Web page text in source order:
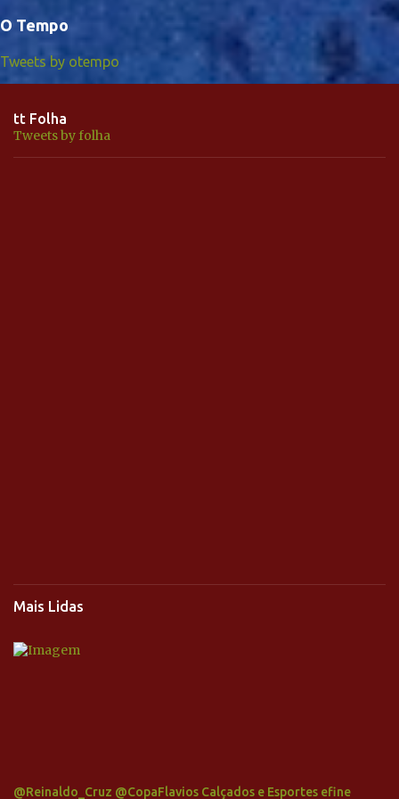
O Tempo
Tweets by otempo
tt Folha
Tweets by folha
Mais Lidas
@Reinaldo_Cruz @CopaFlavios Calçados e Esportes efine